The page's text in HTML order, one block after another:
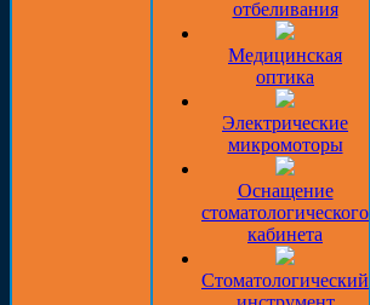
отбеливания
Медицинская
оптика
Электрические
микромоторы
Оснащение
стоматологического
кабинета
Стоматологический